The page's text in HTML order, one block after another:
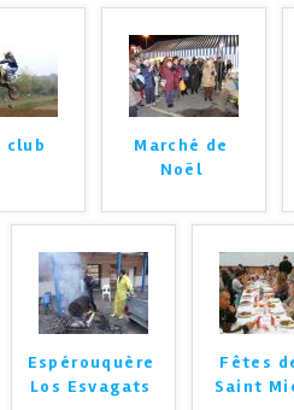
club
Marché de
Noël
Espérouquère
Los Esvagats
Fêtes
Saint